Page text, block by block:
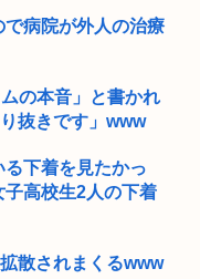
病院が外人の治療
の本音」と書かれ
抜きです」www
る下着を見たかっ
高校生2人の下着
散されまくるwww